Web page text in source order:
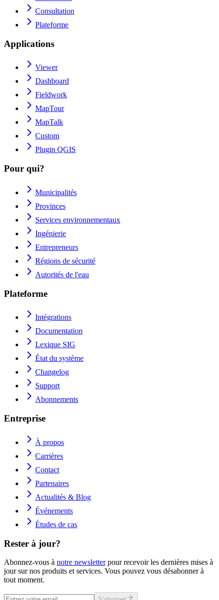
Consultation
Plateforme
Applications
Viewer
Dashboard
Fieldwork
MapTour
MapTalk
Custom
Plugin QGIS
Pour qui?
Municipalités
Provinces
Services environnementaux
Ingénierie
Entrepreneurs
Régions de sécurité
Autorités de l'eau
Plateforme
Intégrations
Documentation
Lexique SIG
État du système
Changelog
Support
Abonnements
Entreprise
À propos
Carrières
Contact
Partenaires
Actualités & Blog
Événements
Études de cas
Rester à jour?
Abonnez-vous à notre newsletterpour recevoir les dernières mises à
jour sur nos produits et services. Vous pouvez vous désabonner à
tout moment.